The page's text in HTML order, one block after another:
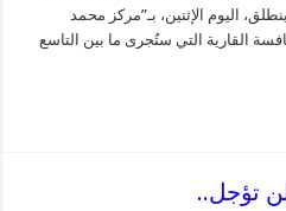
اليوم الإثنين، بـ”مركز محمد
القارية التي ستُجرى ما بين التاسع
تؤجل..